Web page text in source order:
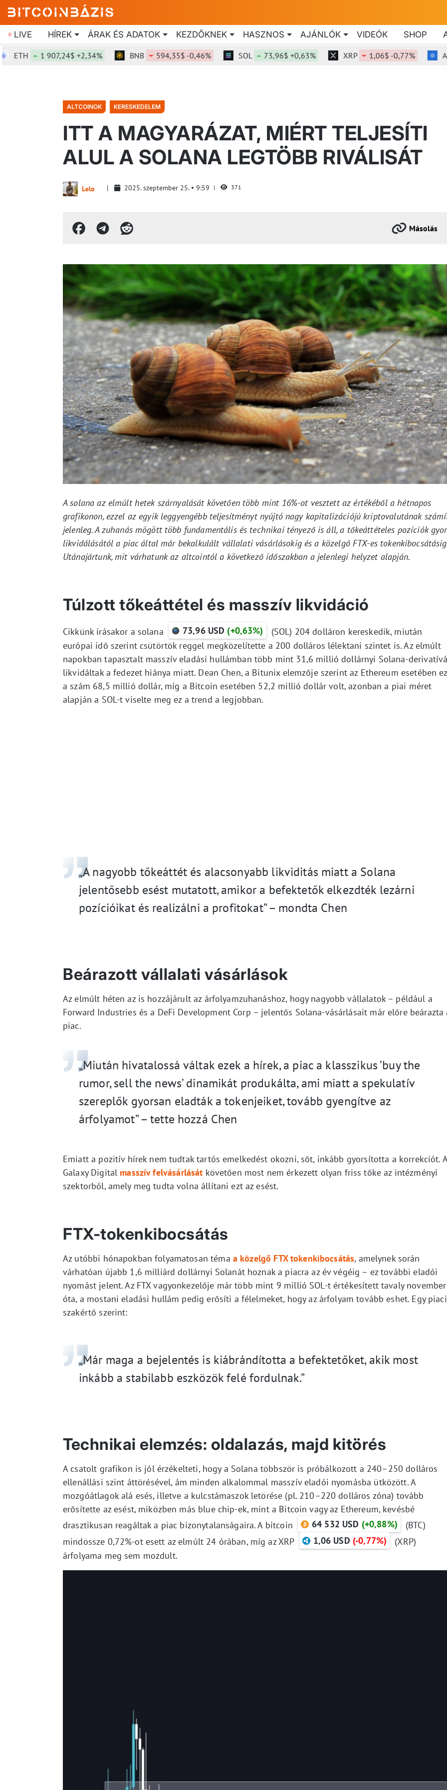
LIVE HÍREK ÁRAK ÉS ADATOK KEZDŐKNEK HASZNOS AJÁNLÓK VIDEÓK SHOP
1 907,24$ +2,34% BNB 594,35$ -0,46% SOL 73,96$ +0,63% XRP 1,06$ -0,77% ADA
ALTCOINOK KERESKEDELEM
ITT A MAGYARÁZAT, MIÉRT TELJESÍTI
ALUL A SOLANA LEGTÖBB RIVÁLISÁT
Lelo 2025. szeptember 25. 9:59 371
Másolás
A solana az elmúlt hetek szárnyalását követően több mint 16%-ot vesztett az értékéből a hétnapos
grafikonon, ezzel az egyik leggyengébb teljesítményt nyújtó nagy kapitalizációjú kriptovalutának
jelenleg. A zuhanás mögött több fundamentális és technikai tényező is áll, a tőkeáttételes pozíciók
likvidálásától a piac által már bekalkulált vállalati vásárlásokig és a közelgő FTX-es
Utánajártunk, mit várhatunk az altcointól a következő időszakban a jelenlegi helyzet alapján.
Túlzott tőkeáttétel és masszív likvidáció
Cikkünk írásakor a solana 73,96 USD (+0,63%)
(SOL) 204 dolláron kereskedik, miután
európai idő szerint csütörtök reggel megközelítette a 200 dolláros lélektani szintet is. Az elmúlt
napokban tapasztalt masszív eladási hullámban több mint 31,6 millió dollárnyi Solana-
likvidáltak a fedezet hiánya miatt. Dean Chen, a Bitunix elemzője szerint az Ethereum esetében ez
a szám 68,5 millió dollár, míg a Bitcoin esetében 52,2 millió dollár volt, azonban a piai méret
alapján a SOL-t viselte meg ez a trend a legjobban.
„A nagyobb tőkeáttét és alacsonyabb likviditás miatt a Solana
jelentősebb esést mutatott, amikor a befektetők elkezdték lezárni
pozícióikat és realizálni a profitokat” – mondta Chen
Beárazott vállalati vásárlások
Az elmúlt héten az is hozzájárult az árfolyamzuhanáshoz, hogy nagyobb vállalatok – például a
Forward Industries és a DeFi Development Corp – jelentős Solana-vásárlásait már előre beárazta
piac.
„Miután hivatalossá váltak ezek a hírek, a piac a klasszikus ’buy the
rumor, sell the news’ dinamikát produkálta, ami miatt a spekulatív
szereplők gyorsan eladták a tokenjeiket, tovább gyengítve az
árfolyamot” – tette hozzá Chen
Emiatt a pozitív hírek nem tudtak tartós emelkedést okozni, sőt, inkább gyorsította a korrekciót. A
Galaxy Digital masszív felvásárlását követően most nem érkezett olyan friss tőke az intézményi
szektorból, amely meg tudta volna állítani ezt az esést.
FTX-tokenkibocsátás
Az utóbbi hónapokban folyamatosan téma a közelgő FTX tokenkibocsátás, amelynek során
várhatóan újabb 1,6 milliárd dollárnyi Solanát hoznak a piacra az év végéig – ez további eladói
nyomást jelent. Az FTX vagyonkezelője már több mint 9 millió SOL-t értékesített tavaly november
óta, a mostani eladási hullám pedig erősíti a félelmeket, hogy az árfolyam tovább eshet. Egy piaci
szakértő szerint:
„Már maga a bejelentés is kiábrándította a befektetőket, akik most
inkább a stabilabb eszközök felé fordulnak.”
Technikai elemzés: oldalazás, majd kitörés
A csatolt grafikon is jól érzékelteti, hogy a Solana többször is próbálkozott a 240–250 dolláros
ellenállási szint áttörésével, ám minden alkalommal masszív eladói nyomásba ütközött. A
mozgóátlagok alá esés, illetve a kulcstámaszok letörése (pl. 210–220 dolláros zóna) tovább
erősítette az esést, miközben más blue chip-ek, mint a Bitcoin vagy az Ethereum, kevésbé
drasztikusan reagáltak a piac bizonytalanságaira. A bitcoin
64 532 USD (+0,88%)
(BTC)
mindössze 0,72%-ot esett az elmúlt 24 órában, míg az XRP
1,06 USD (-0,77%)
(XRP)
árfolyama meg sem mozdult.